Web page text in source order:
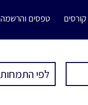
קורסים טפסים והרשמה